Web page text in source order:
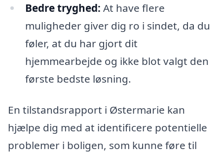
Bedre tryghed: At have flere
muligheder giver dig ro i sindet, da du
føler, at du har gjort dit
hjemmearbejde og ikke blot valgt den
første bedste løsning.
En tilstandsrapport i Østermarie kan
hjælpe dig med at identificere potentielle
problemer i boligen, som kunne føre til